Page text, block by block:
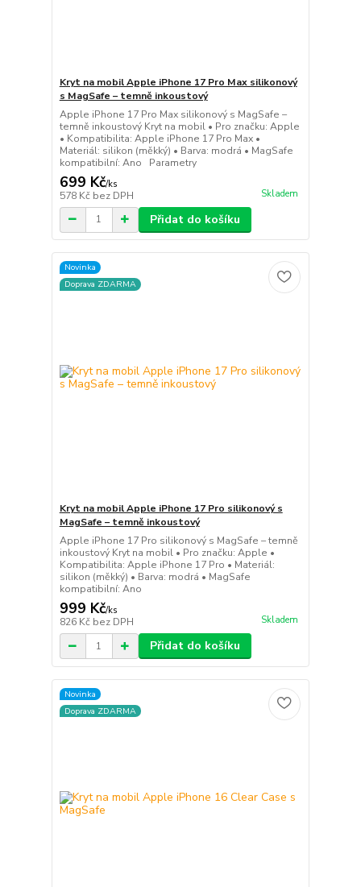
Kryt na mobil Apple iPhone 17 Pro Max silikonový
s MagSafe – temně inkoustový
Apple iPhone 17 Pro Max silikonový s MagSafe –
temně inkoustový Kryt na mobil • Pro značku: Apple
• Kompatibilita: Apple iPhone 17 Pro Max •
Materiál: silikon (měkký) • Barva: modrá • MagSafe
kompatibilní: Ano Parametry
699 Kč/ks
578 Kč bez DPH Skladem
Přidat do košíku
Novinka
Doprava ZDARMA
Kryt na mobil Apple iPhone 17 Pro silikonový s
MagSafe – temně inkoustový
Apple iPhone 17 Pro silikonový s MagSafe – temně
inkoustový Kryt na mobil • Pro značku: Apple •
Kompatibilita: Apple iPhone 17 Pro • Materiál:
silikon (měkký) • Barva: modrá • MagSafe
kompatibilní: Ano
999 Kč/ks
826 Kč bez DPH Skladem
Přidat do košíku
Novinka
Doprava ZDARMA